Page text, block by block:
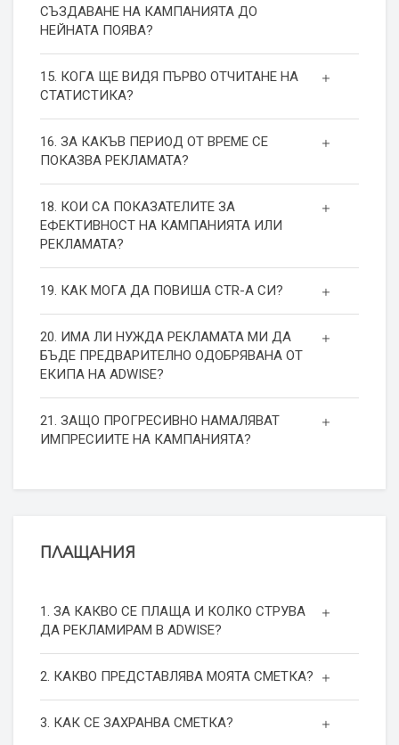
СЪЗДАВАНЕ НА КАМПАНИЯТА ДО
НЕЙНАТА ПОЯВА?
15. КОГА ЩЕ ВИДЯ ПЪРВО ОТЧИТАНЕ НА
СТАТИСТИКА?
16. ЗА КАКЪВ ПЕРИОД ОТ ВРЕМЕ СЕ
ПОКАЗВА РЕКЛАМАТА?
18. КОИ СА ПОКАЗАТЕЛИТЕ ЗА
ЕФЕКТИВНОСТ НА КАМПАНИЯТА ИЛИ
РЕКЛАМАТА?
19. КАК МОГА ДА ПОВИША СТR-А СИ?
20. ИМА ЛИ НУЖДА РЕКЛАМАТА МИ ДА
БЪДЕ ПРЕДВАРИТЕЛНО ОДОБРЯВАНА ОТ
ЕКИПА НА ADWISE?
21. ЗАЩО ПРОГРЕСИВНО НАМАЛЯВАТ
ИМПРЕСИИТЕ НА КАМПАНИЯТА?
ПЛАЩАНИЯ
1. ЗА КАКВО СЕ ПЛАЩА И КОЛКО СТРУВА
ДА РЕКЛАМИРАМ В ADWISE?
2. КАКВО ПРЕДСТАВЛЯВА МОЯТА СМЕТКА?
3. КАК СЕ ЗАХРАНВА СМЕТКА?